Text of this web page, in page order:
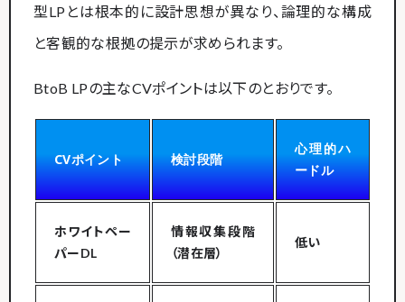
型LPとは根本的に設計思想が異なり、論理的な構成
と客観的な根拠の提示が求められます。
BtoB LPの主なCVポイントは以下のとおりです。
CVポイント 検討段階
心理的ハ
ードル
ホワイトペー
パーDL
情報収集段階
（潜在層）
低い